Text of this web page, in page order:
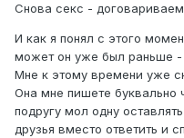
Снова секс -
И как я понял с этого
может он уже был раньше -
Мне к этому времени уже
Она мне пишете буквально
подругу мол одну
друзья вместо ответить и